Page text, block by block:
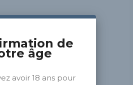
de ferme
fait partie des
» en France.
de
âge
avoir 18 ans pour